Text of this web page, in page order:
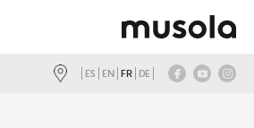
ES EN FR DE